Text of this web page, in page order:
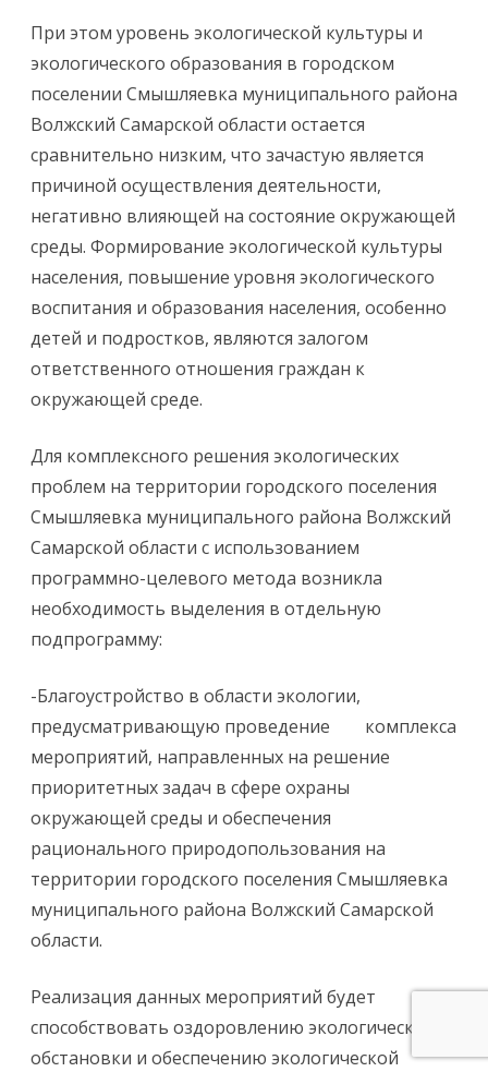
При этом уровень экологической культуры и
экологического образования в городском
поселении Смышляевка муниципального района
Волжский Самарской области остается
сравнительно низким, что зачастую является
причиной осуществления деятельности,
негативно влияющей на состояние окружающей
среды. Формирование экологической культуры
населения, повышение уровня экологического
воспитания и образования населения, особенно
детей и подростков, являются залогом
ответственного отношения граждан к
окружающей среде.
Для комплексного решения экологических
проблем на территории городского поселения
Смышляевка муниципального района Волжский
Самарской области с использованием
программно-целевого метода возникла
необходимость выделения в отдельную
подпрограмму:
-Благоустройство в области экологии,
предусматривающую проведение комплекса
мероприятий, направленных на решение
приоритетных задач в сфере охраны
окружающей среды и обеспечения
рационального природопользования на
территории городского поселения Смышляевка
муниципального района Волжский Самарской
области.
Реализация данных мероприятий будет
способствовать оздоровлению экологической
обстановки и обеспечению экологической